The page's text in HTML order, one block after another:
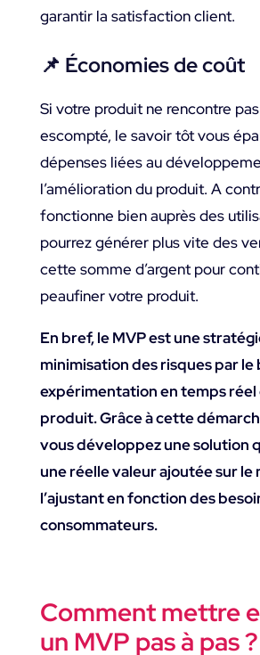
garantir la satisfaction client.
📌 Économies de coût
Si votre produit ne rencontre
escompté, le savoir tôt vous
dépenses liées au
l’amélioration du produit. A
fonctionne bien auprès des
pourrez générer plus vite des
cette somme d’argent pour
peaufiner votre produit.
En bref, le MVP est une
minimisation des risques par le
expérimentation en temps
produit. Grâce à cette
vous développez une solution
une réelle valeur ajoutée sur le
l’ajustant en fonction des
consommateurs.
Comment mettre
un MVP pas à pas ?